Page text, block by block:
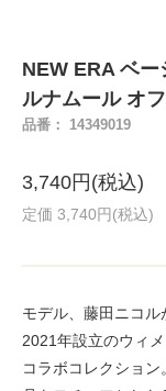
NEW ERA ベ
ルナムール オ
品番： 14349019
3,740円(税込)
定価 3,740円(税込)
モデル、藤田ニコル
2021年設立のウィ
コラボコレクション。